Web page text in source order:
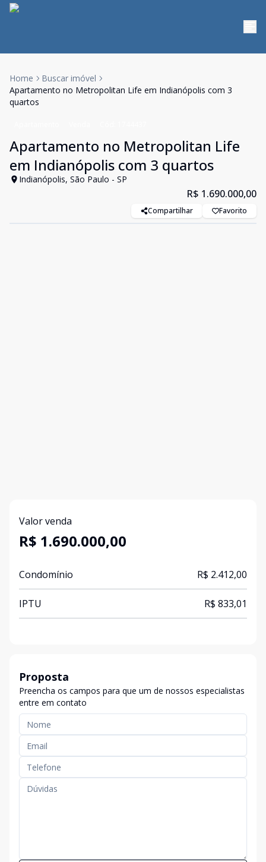
Home
Buscar imóvel
Apartamento no Metropolitan Life em Indianópolis com 3
quartos
Apartamento no Metropolitan Life
em Indianópolis com 3 quartos
Indianópolis, São Paulo - SP
R$ 1.690.000,00
Compartilhar Favorito
Valor venda
R$ 1.690.000,00
Condomínio R$ 2.412,00
IPTU R$ 833,01
Proposta
Preencha os campos para que um de nossos especialistas
entre em contato